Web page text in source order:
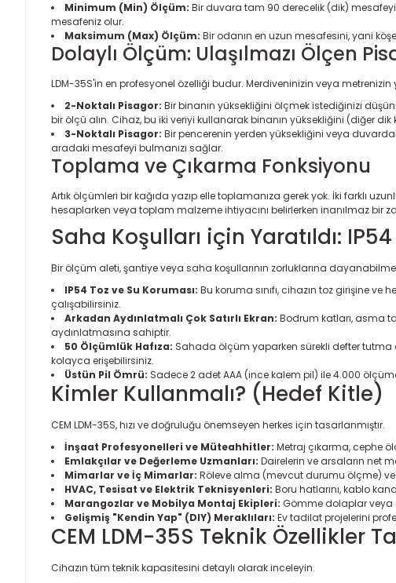
Minimum (Min) Ölçüm: Bir duvara tam 90 derecelik (dik)
mesafeniz olur.
Maksimum (Max) Ölçüm: Bir odanın en uzun mesafesini, yani
Dolaylı Ölçüm: Ulaşılmazı Ölçen
LDM-35S'in en profesyonel özelliği budur. Merdiveninizin veya
2-Noktalı Pisagor: Bir binanın yüksekliğini ölçmek istediğinizi
bir ölçü alın. Cihaz, bu iki veriyi kullanarak binanın yüksekliğini (diğer
3-Noktalı Pisagor: Bir pencerenin yerden yüksekliğini veya
aradaki mesafeyi bulmanızı sağlar.
Toplama ve Çıkarma Fonksiyonu
Artık ölçümleri bir kağıda yazıp elle toplamanıza gerek yok. İki farklı
hesaplarken veya toplam malzeme ihtiyacını belirlerken inanılmaz bir
Saha Koşulları için Yaratıldı: IP54
Bir ölçüm aleti, şantiye veya saha koşullarının zorluklarına
IP54 Toz ve Su Koruması: Bu koruma sınıfı, cihazın toz girişine
çalışabilirsiniz.
Arkadan Aydınlatmalı Çok Satırlı Ekran: Bodrum katları, asma
aydınlatmasına sahiptir.
50 Ölçümlük Hafıza: Sahada ölçüm yaparken sürekli defter tutma
kolayca erişebilirsiniz.
Üstün Pil Ömrü: Sadece 2 adet AAA (ince kalem pil) ile 4.000
Kimler Kullanmalı? (Hedef Kitle)
CEM LDM-35S, hızı ve doğruluğu önemseyen herkes için tasarlanmıştır.
İnşaat Profesyonelleri ve Müteahhitler: Metraj çıkarma, cephe
Emlakçılar ve Değerleme Uzmanları: Dairelerin ve arsaların net
Mimarlar ve İç Mimarlar: Röleve alma (mevcut durumu ölçme)
HVAC, Tesisat ve Elektrik Teknisyenleri: Boru hatlarını, kablo
Marangozlar ve Mobilya Montaj Ekipleri: Gömme dolaplar veya
Gelişmiş "Kendin Yap" (DIY) Meraklıları: Ev tadilat projelerini
CEM LDM-35S Teknik Özellikler
Cihazın tüm teknik kapasitesini detaylı olarak inceleyin.